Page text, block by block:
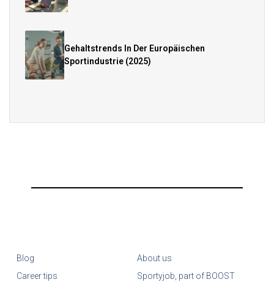
Gehaltstrends In Der Europäischen
Sportindustrie (2025)
Blog
Career tips
About us
Sportyjob, part of BOOST